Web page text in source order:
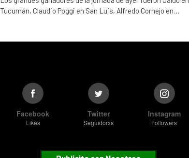
Tucumán, Claudio Poggi en San Luis, Alfredo Cornejo en…
Facebook
Likes
Twitter
Seguidorxs
Instagram
Followers